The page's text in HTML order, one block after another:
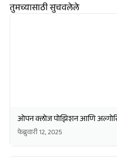
तुमच्यासाठी सुचवलेले
ओपन क्लोज पोझिशन आणि
फेब्रुवारी 12, 2025